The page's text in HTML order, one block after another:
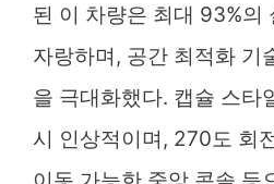
된 이 차량은 최대 93%의
자랑하며, 공간 최적화 기
을 극대화했다. 캡슐 스타
시 인상적이며, 270도 회